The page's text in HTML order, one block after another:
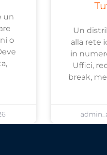
un
o
Un
alla rete
in
Uffici,
break,